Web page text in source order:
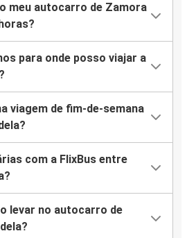
meu autocarro de Zamora
para onde posso viajar a
viagem de fim-de-semana
com a FlixBus entre
levar no autocarro de